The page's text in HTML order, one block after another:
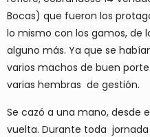
Bocas) que fueron los
lo mismo con los gamos, de
alguno más. Ya que se
varios machos de buen
varias hembras de gestión.
Se cazó a una mano, desde
vuelta. Durante toda